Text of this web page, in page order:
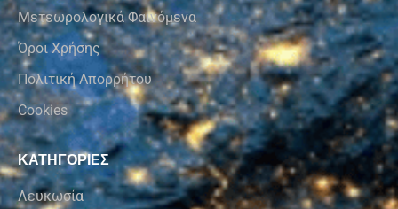
Μετεωρολογικά Φαινόμενα
Όροι Χρήσης
Πολιτική Απορρήτου
Cookies
ΚΑΤΗΓΟΡΙΕΣ
Λευκωσία